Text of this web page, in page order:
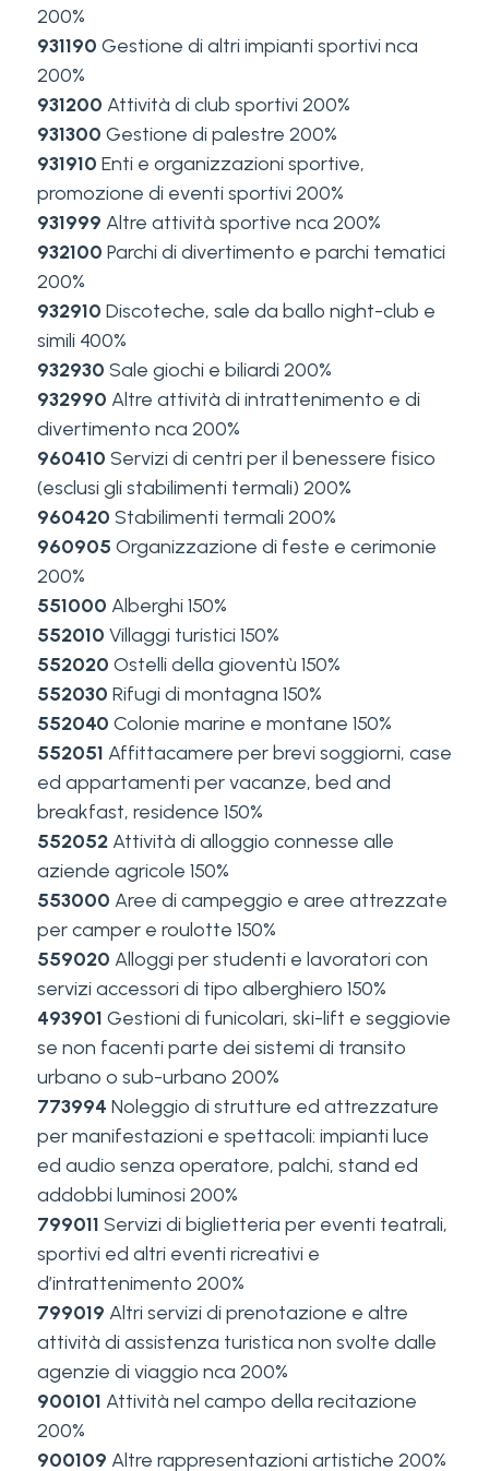
200%
931190 Gestione di altri impianti sportivi nca
200%
931200 Attività di club sportivi 200%
931300 Gestione di palestre 200%
931910 Enti e organizzazioni sportive,
promozione di eventi sportivi 200%
931999 Altre attività sportive nca 200%
932100 Parchi di divertimento e parchi tematici
200%
932910 Discoteche, sale da ballo night-club e
simili 400%
932930 Sale giochi e biliardi 200%
932990 Altre attività di intrattenimento e di
divertimento nca 200%
960410 Servizi di centri per il benessere fisico
(esclusi gli stabilimenti termali) 200%
960420 Stabilimenti termali 200%
960905 Organizzazione di feste e cerimonie
200%
551000 Alberghi 150%
552010 Villaggi turistici 150%
552020 Ostelli della gioventù 150%
552030 Rifugi di montagna 150%
552040 Colonie marine e montane 150%
552051 Affittacamere per brevi soggiorni, case
ed appartamenti per vacanze, bed and
breakfast, residence 150%
552052 Attività di alloggio connesse alle
aziende agricole 150%
553000 Aree di campeggio e aree attrezzate
per camper e roulotte 150%
559020 Alloggi per studenti e lavoratori con
servizi accessori di tipo alberghiero 150%
493901 Gestioni di funicolari, ski-lift e seggiovie
se non facenti parte dei sistemi di transito
urbano o sub-urbano 200%
773994 Noleggio di strutture ed attrezzature
per manifestazioni e spettacoli: impianti luce
ed audio senza operatore, palchi, stand ed
addobbi luminosi 200%
799011 Servizi di biglietteria per eventi teatrali,
sportivi ed altri eventi ricreativi e
d’intrattenimento 200%
799019 Altri servizi di prenotazione e altre
attività di assistenza turistica non svolte dalle
agenzie di viaggio nca 200%
900101 Attività nel campo della recitazione
200%
900109 Altre rappresentazioni artistiche 200%